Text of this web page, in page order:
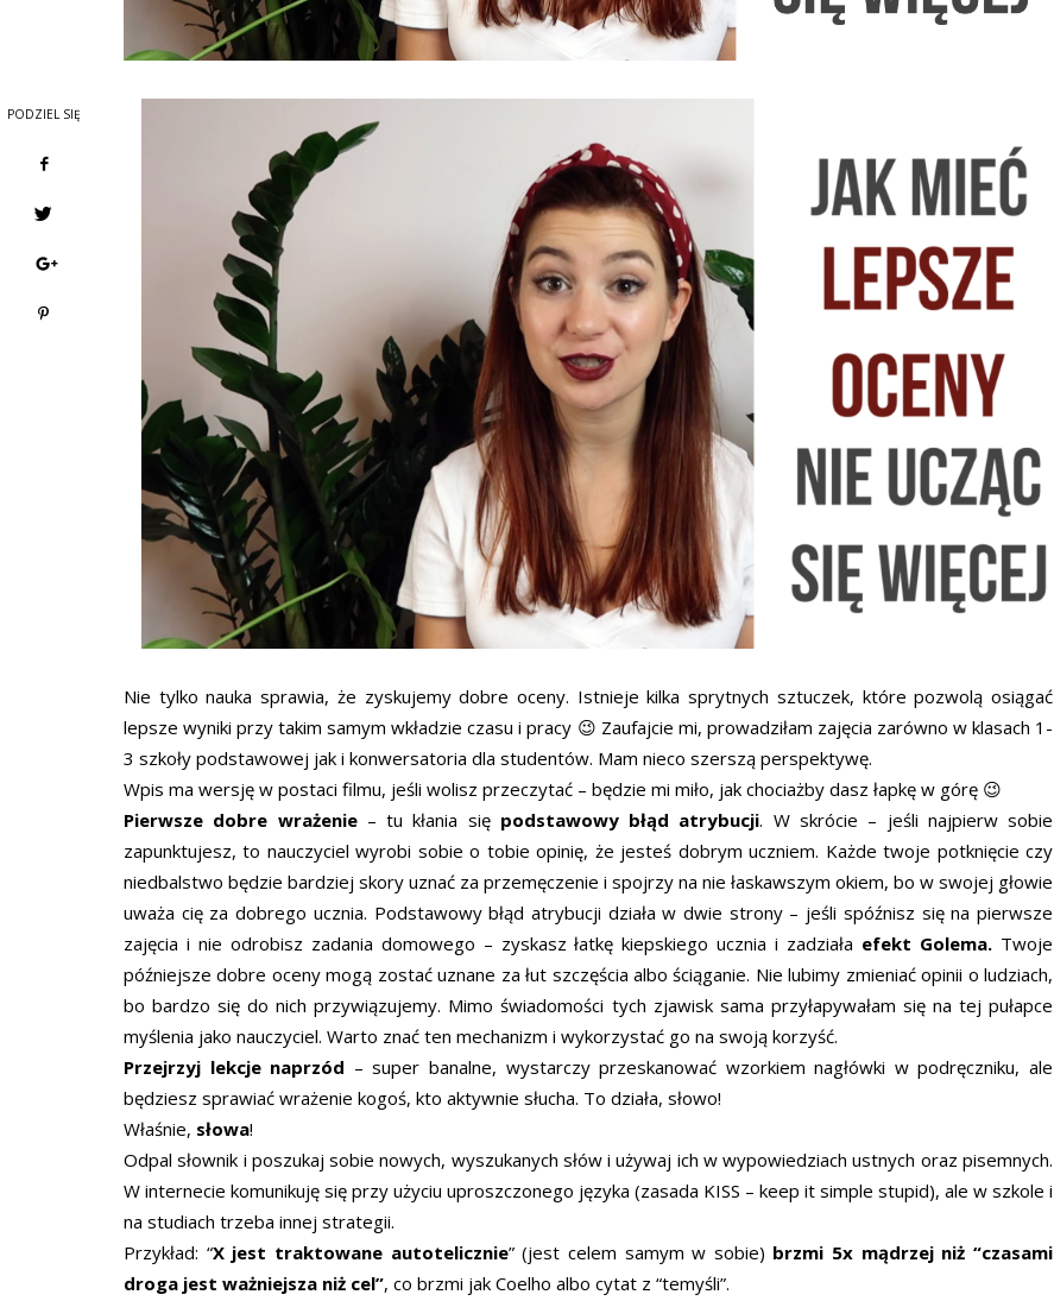
Nie tylko nauka sprawia, że zyskujemy dobre oceny. Istnieje kilka sprytnych sztuczek, które pozwolą osiągać
lepsze wyniki przy takim samym wkładzie czasu i pracy 😉 Zaufajcie mi, prowadziłam zajęcia zarówno w klasach 1-
3 szkoły podstawowej jak i konwersatoria dla studentów. Mam nieco szerszą perspektywę.
Wpis ma wersję w postaci filmu, jeśli wolisz przeczytać – będzie mi miło, jak chociażby dasz łapkę w górę 😉
Pierwsze dobre wrażenie– tu kłania się podstawowy błąd atrybucji. W skrócie – jeśli najpierw sobie
zapunktujesz, to nauczyciel wyrobi sobie o tobie opinię, że jesteś dobrym uczniem. Każde twoje potknięcie czy
niedbalstwo będzie bardziej skory uznać za przemęczenie i spojrzy na nie łaskawszym okiem, bo w swojej głowie
uważa cię za dobrego ucznia. Podstawowy błąd atrybucji działa w dwie strony – jeśli spóźnisz się na pierwsze
zajęcia i nie odrobisz zadania domowego – zyskasz łatkę kiepskiego ucznia i zadziała efekt Golema. Twoje
późniejsze dobre oceny mogą zostać uznane za łut szczęścia albo ściąganie. Nie lubimy zmieniać opinii o ludziach,
bo bardzo się do nich przywiązujemy. Mimo świadomości tych zjawisk sama przyłapywałam się na tej pułapce
myślenia jako nauczyciel. Warto znać ten mechanizm i wykorzystać go na swoją korzyść.
Przejrzyj lekcje naprzód – super banalne, wystarczy przeskanować wzorkiem nagłówki w podręczniku, ale
będziesz sprawiać wrażenie kogoś, kto aktywnie słucha. To działa, słowo!
Właśnie, słowa!
Odpal słownik i poszukaj sobie nowych, wyszukanych słów i używaj ich w wypowiedziach ustnych oraz pisemnych.
W internecie komunikuję się przy użyciu uproszczonego języka (zasada KISS – keep it simple stupid), ale w szkole i
na studiach trzeba innej strategii.
Przykład: “X jest traktowane autotelicznie” (jest celem samym w sobie) brzmi 5x mądrzej niż “czasami
droga jest ważniejsza niż cel”, co brzmi jak Coelho albo cytat z “temyśli”.
PODZIEL SIĘ